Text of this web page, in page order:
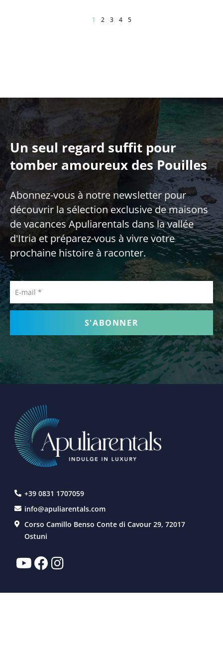
Page courante
1 Page
2 Page
3 Page
4 Page
5
Un seul regard suffit pour
tomber amoureux des Pouilles
Abonnez-vous à notre newsletter pour
découvrir la sélection exclusive de maisons
de vacances Apuliarentals dans la vallée
d'Itria et préparez-vous à vivre votre
prochaine histoire à raconter.
+39 0831 1707059
info@apuliarentals.com
Corso Camillo Benso Conte di Cavour 29, 72017
Ostuni